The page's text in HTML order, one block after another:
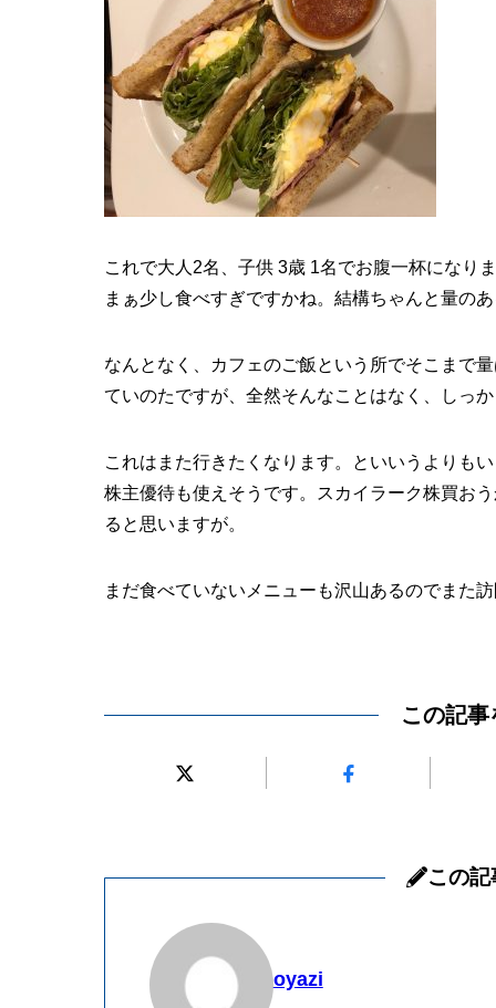
これで大人2名、子供 3歳 1名でお腹一杯になり
まぁ少し食べすぎですかね。結構ちゃんと量の
なんとなく、カフェのご飯という所でそこまで
ていのたですが、全然そんなことはなく、しっ
これはまた行きたくなります。といいうよりも
株主優待も使えそうです。スカイラーク株買お
ると思いますが。
まだ食べていないメニューも沢山あるのでまた
この記
この
oyazi